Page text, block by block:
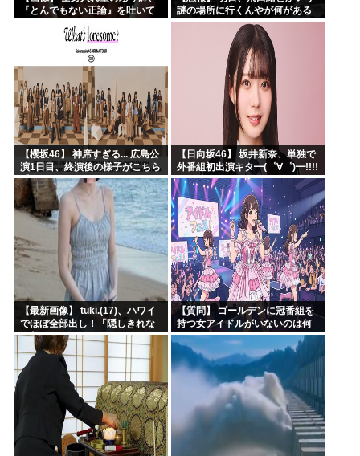
『とんでもない正論』を吐いて
謎の場所に行くんやが何がある
んや????・・・・・・・・・
【櫻坂46】 神席すぎる... 広島公
演1日目、終演後の様子がこちら
【全国ツアー2026 What’s
lonesome?】
【日向坂46】 坂井新奈、単独で
外番組初出演キタ━(゜∀゜)━!!!!
【最新画像】 tuki.(17)、ハワイ
でほぼ全部出し！「隠しきれな
い美貌」とSNSざわつく
【質問】 ゴールデンに冠番組を
持つ女アイドルがいないのは何
故なのか？